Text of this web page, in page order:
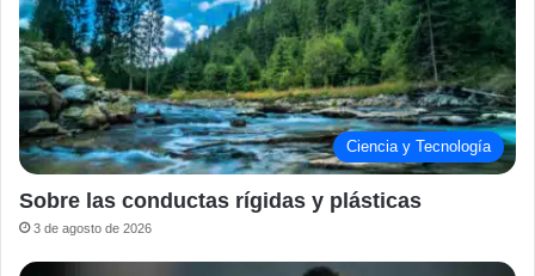
Ciencia y Tecnología
Sobre las conductas rígidas y plásticas
3 de agosto de 2026